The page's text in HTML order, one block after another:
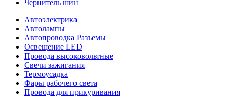
Чернитель шин
Автоэлектрика
Автолампы
Автопроводка Разъемы
Освещение LED
Провода высоковольтные
Свечи зажигания
Термоусадка
Фары рабочего света
Провода для прикуривания